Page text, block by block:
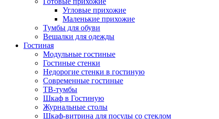
Угловые прихожие
Маленькие прихожие
Тумбы для обуви
Вешалки для одежды
Гостиная
Модульные гостиные
Гостиные стенки
Недорогие стенки в гостиную
Современные гостиные
ТВ-тумбы
Шкаф в Гостиную
Журнальные столы
Шкаф-витрина для посуды со стеклом